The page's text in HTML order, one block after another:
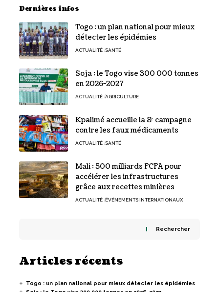
Dernières infos
Togo : un plan national pour mieux
détecter les épidémies
ACTUALITÉ SANTÉ
Soja : le Togo vise 300 000 tonnes
en 2026-2027
ACTUALITÉ AGRICULTURE
Kpalimé accueille la 8ᵉ campagne
contre les faux médicaments
ACTUALITÉ SANTÉ
Mali : 500 milliards FCFA pour
accélérer les infrastructures
grâce aux recettes minières
ACTUALITÉ ÉVÉNEMENTS INTERNATIONAUX
Rechercher
Articles récents
Togo : un plan national pour mieux détecter les épidémies